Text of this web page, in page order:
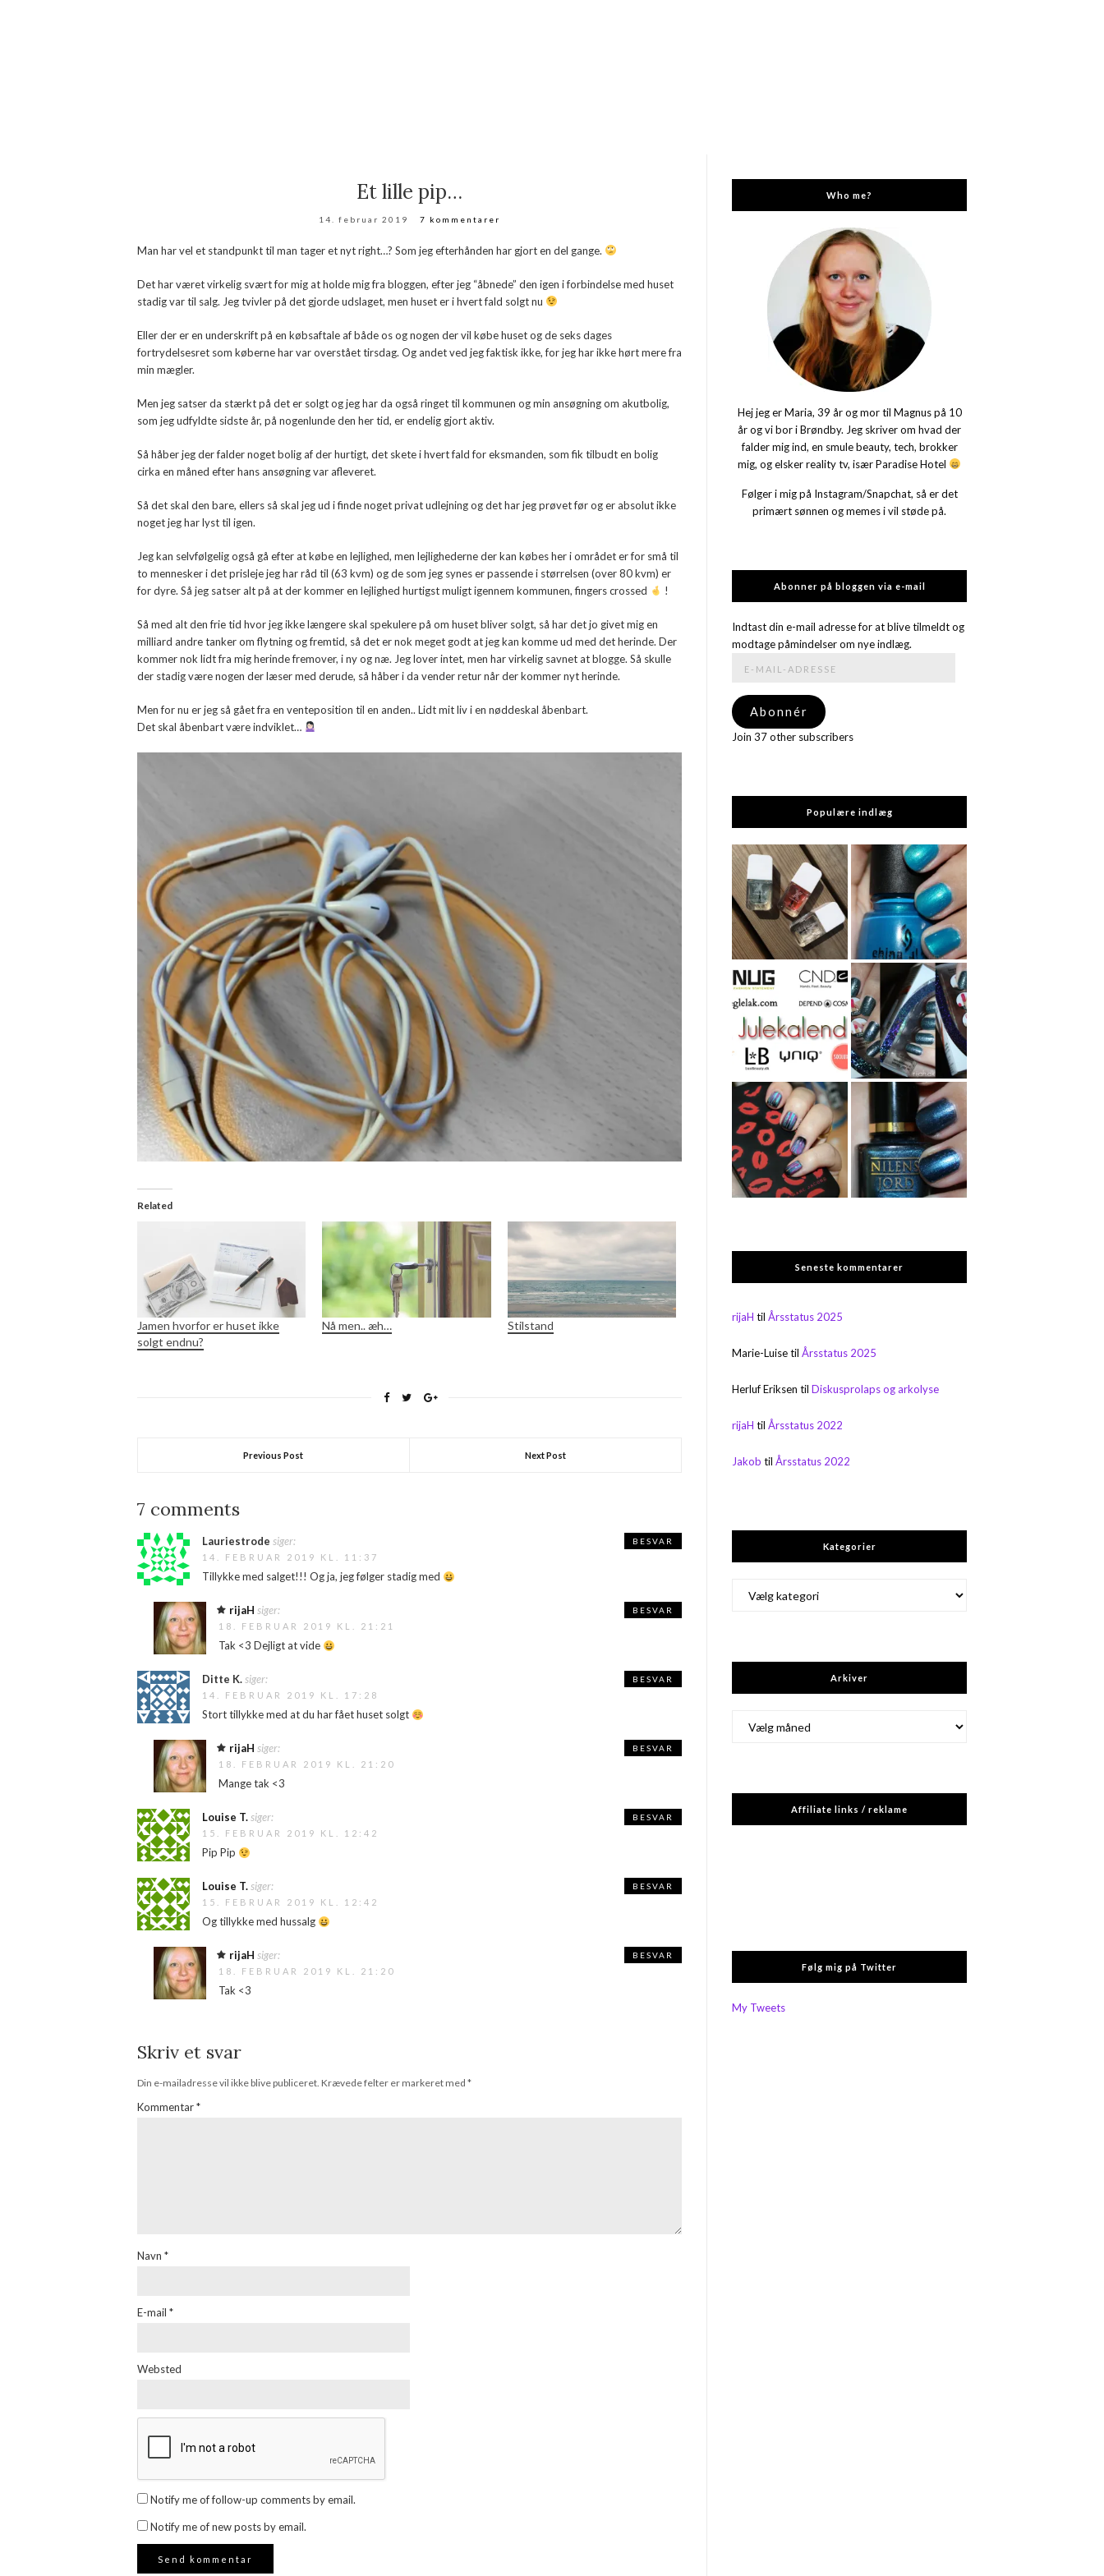
Et lille pip…
14. februar 2019 7 kommentarer
Man har vel et standpunkt til man tager et nyt right…? Som jeg efterhånden har gjort en del gange.
Det har været virkelig svært for mig at holde mig fra bloggen, efter jeg “åbnede” den igen i forbindelse med huset
stadig var til salg. Jeg tvivler på det gjorde udslaget, men huset er i hvert fald solgt nu
Eller der er en underskrift på en købsaftale af både os og nogen der vil købe huset og de seks dages
fortrydelsesret som køberne har var overstået tirsdag. Og andet ved jeg faktisk ikke, for jeg har ikke hørt mere fra
min mægler.
Men jeg satser da stærkt på det er solgt og jeg har da også ringet til kommunen og min ansøgning om akutbolig,
som jeg udfyldte sidste år, på nogenlunde den her tid, er endelig gjort aktiv.
Så håber jeg der falder noget bolig af der hurtigt, det skete i hvert fald for eksmanden, som fik tilbudt en bolig
cirka en måned efter hans ansøgning var afleveret.
Så det skal den bare, ellers så skal jeg ud i finde noget privat udlejning og det har jeg prøvet før og er absolut ikke
noget jeg har lyst til igen.
Jeg kan selvfølgelig også gå efter at købe en lejlighed, men lejlighederne der kan købes her i området er for små til
to mennesker i det prisleje jeg har råd til (63 kvm) og de som jeg synes er passende i størrelsen (over 80 kvm) er
for dyre. Så jeg satser alt på at der kommer en lejlighed hurtigst muligt igennem kommunen, fingers crossed
!
Så med alt den frie tid hvor jeg ikke længere skal spekulere på om huset bliver solgt, så har det jo givet mig en
milliard andre tanker om flytning og fremtid, så det er nok meget godt at jeg kan komme ud med det herinde. Der
kommer nok lidt fra mig herinde fremover, i ny og næ. Jeg lover intet, men har virkelig savnet at blogge. Så skulle
der stadig være nogen der læser med derude, så håber i da vender retur når der kommer nyt herinde.
Men for nu er jeg så gået fra en venteposition til en anden.. Lidt mit liv i en nøddeskal åbenbart.
Det skal åbenbart være indviklet…
Related
Jamen hvorfor er huset ikke
solgt endnu?
Nå men.. æh… Stilstand
Previous Post Next Post
7 comments
Lauriestrode siger:
14. FEBRUAR 2019 KL. 11:37
Tillykke med salget!!! Og ja, jeg følger stadig med
BESVAR
rijaH siger:
18. FEBRUAR 2019 KL. 21:21
Tak <3 Dejligt at vide
BESVAR
Ditte K.siger:
14. FEBRUAR 2019 KL. 17:28
Stort tillykke med at du har fået huset solgt
BESVAR
rijaH siger:
18. FEBRUAR 2019 KL. 21:20
Mange tak <3
BESVAR
Louise T.siger:
15. FEBRUAR 2019 KL. 12:42
Pip Pip
BESVAR
Louise T.siger:
15. FEBRUAR 2019 KL. 12:42
Og tillykke med hussalg
BESVAR
rijaH siger:
18. FEBRUAR 2019 KL. 21:20
Tak <3
BESVAR
Skriv et svar
Din e-mailadresse vil ikke blive publiceret. Krævede felter er markeret med *
Kommentar*
Navn *
E-mail *
Websted
Notify me of follow-up comments by email.
Notify me of new posts by email.
Who me?
Hej jeg er Maria, 39 år og mor til Magnus på 10
år og vi bor i Brøndby. Jeg skriver om hvad der
falder mig ind, en smule beauty, tech, brokker
mig, og elsker reality tv, især Paradise Hotel
Følger i mig på Instagram/Snapchat, så er det
primært sønnen og memes i vil støde på.
Abonner på bloggen via e-mail
Indtast din e-mail adresse for at blive tilmeldt og
modtage påmindelser om nye indlæg.
adresse
Abonnér
Join 37 other subscribers
Populære indlæg
Seneste kommentarer
rijaH tilÅrsstatus 2025
Marie-LuisetilÅrsstatus 2025
Herluf Eriksen tilDiskusprolaps og arkolyse
rijaH tilÅrsstatus 2022
Jakob tilÅrsstatus 2022
Kategorier
Arkiver
Affiliate links / reklame
Følg mig på Twitter
My Tweets